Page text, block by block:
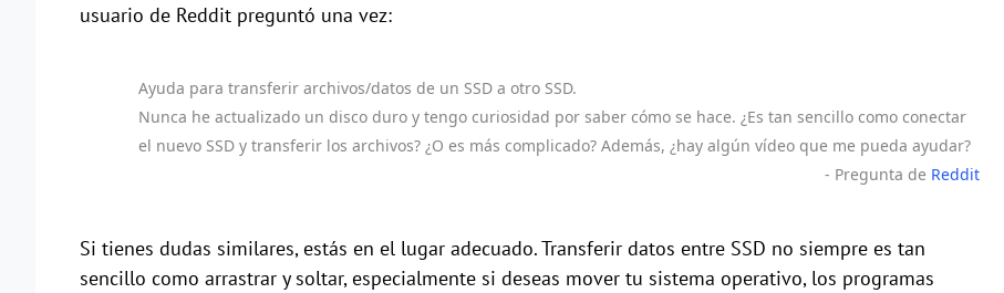
usuario de Reddit preguntó una vez:
Ayuda para transferir archivos/datos de un SSD a otro SSD.
Nunca he actualizado un disco duro y tengo curiosidad por saber cómo se hace. ¿Es tan sencillo como conectar
el nuevo SSD y transferir los archivos? ¿O es más complicado? Además, ¿hay algún vídeo que me pueda ayudar?
- Pregunta de Reddit
Si tienes dudas similares, estás en el lugar adecuado. Transferir datos entre SSD no siempre es tan
sencillo como arrastrar y soltar, especialmente si deseas mover tu sistema operativo, los programas